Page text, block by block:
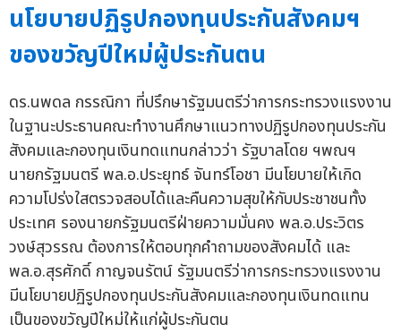
นโยบายปฏิรูปกองทุนประกันสังคมฯ
ของขวัญปีใหม่ผู้ประกันตน
ดร.นพดล กรรณิกา ที่ปรึกษารัฐมนตรีว่าการกระทรวงแรงงาน
ในฐานะประธานคณะทำงานศึกษาแนวทางปฏิรูปกองทุนประกัน
สังคมและกองทุนเงินทดแทนกล่าวว่า รัฐบาลโดย ฯพณฯ
นายกรัฐมนตรี พล.อ.ประยุทธ์ จันทร์โอชา มีนโยบายให้เกิด
ความโปร่งใสตรวจสอบได้และคืนความสุขให้กับประชาชนทั้ง
ประเทศ รองนายกรัฐมนตรีฝ่ายความมั่นคง พล.อ.ประวิตร
วงษ์สุวรรณ ต้องการให้ตอบทุกคำถามของสังคมได้ และ
พล.อ.สุรศักดิ์ กาญจนรัตน์ รัฐมนตรีว่าการกระทรวงแรงงาน
มีนโยบายปฏิรูปกองทุนประกันสังคมและกองทุนเงินทดแทน
เป็นของขวัญปีใหม่ให้แก่ผู้ประกันตน